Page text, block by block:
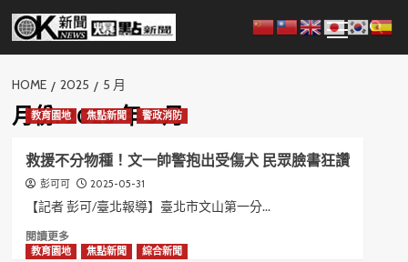
Skip
content
Menu
HOME 2025 5 月
月份:2025 年 5 月
教育園地 焦點新聞 警政消防
救援不分物種！文一帥警抱出受傷犬 民眾臉書狂讚
彭可可 2025-05-31
【記者 彭可/臺北報導】臺北市文山第一分...
閱讀更多Read
more
教育園地 焦點新聞 綜合新聞